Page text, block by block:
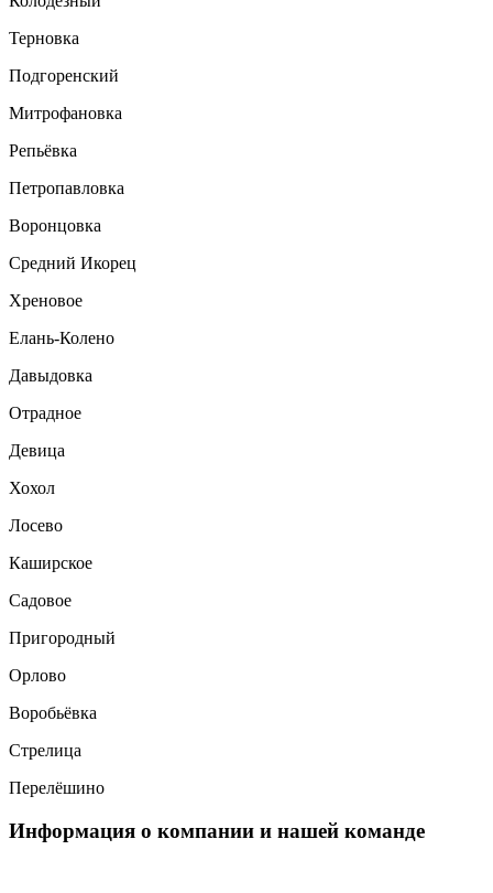
Терновка
Подгоренский
Митрофановка
Репьёвка
Петропавловка
Воронцовка
Средний Икорец
Хреновое
Елань-Колено
Давыдовка
Отрадное
Девица
Хохол
Лосево
Каширское
Садовое
Пригородный
Орлово
Воробьёвка
Стрелица
Перелёшино
Информация о компании и нашей команде